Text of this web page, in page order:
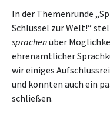
In der Themenrunde
Schlüssel zur Welt!“
sprachenüber
ehrenamtlicher
wir einiges
und konnten auch ein
schließen.